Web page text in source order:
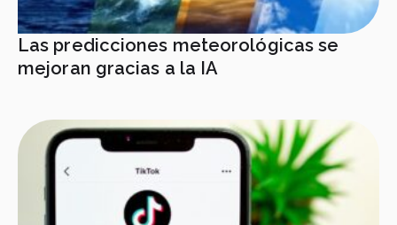
Las predicciones meteorológicas se
mejoran gracias a la IA